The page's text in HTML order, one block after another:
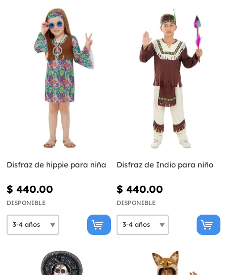
Disfraz de hippie para niña
$ 440.00
DISPONIBLE
Disfraz de Indio para niño
$ 440.00
DISPONIBLE